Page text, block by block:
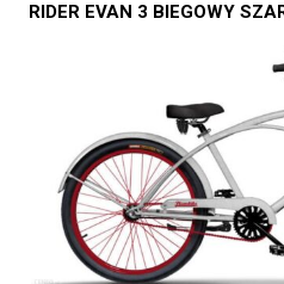
RIDER EVAN 3 BIEGOWY